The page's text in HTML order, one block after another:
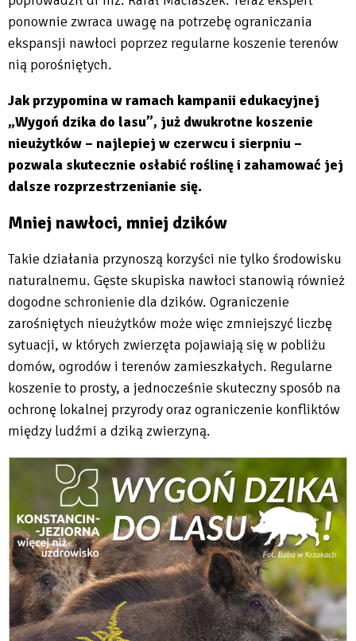
open
in
new
ponownie zwraca uwagę na potrzebę ograniczania
ekspansji nawłoci poprzez regularne koszenie terenów
nią porośniętych.
Jak przypomina w ramach kampanii edukacyjnej
„Wygoń dzika do lasu”, już dwukrotne koszenie
nieużytków – najlepiej w czerwcu i sierpniu –
pozwala skutecznie osłabić roślinę i zahamować jej
dalsze rozprzestrzenianie się.
Mniej nawłoci, mniej dzików
Takie działania przynoszą korzyści nie tylko środowisku
naturalnemu. Gęste skupiska nawłoci stanowią również
dogodne schronienie dla dzików. Ograniczenie
zarośniętych nieużytków może więc zmniejszyć liczbę
sytuacji, w których zwierzęta pojawiają się w pobliżu
domów, ogrodów i terenów zamieszkałych. Regularne
koszenie to prosty, a jednocześnie skuteczny sposób na
ochronę lokalnej przyrody oraz ograniczenie konfliktów
między ludźmi a dziką zwierzyną.